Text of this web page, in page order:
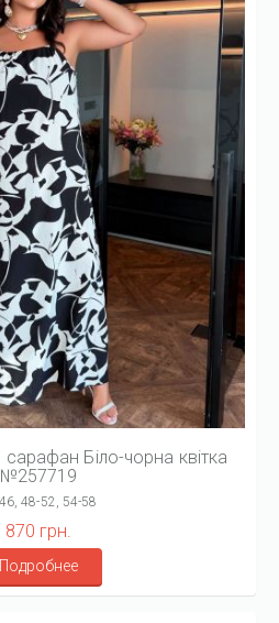
сарафан Біло-чорна квітка
№257719
48-52, 54-58
870 грн.
Подробнее